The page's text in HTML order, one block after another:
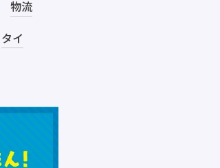
物流
タイ